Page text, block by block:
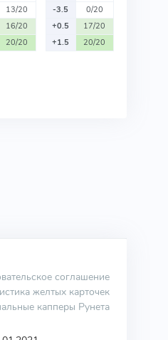
13/20
16/20
20/20
-3.5
0/20
+0.5
17/20
+1.5
20/20
соглашение
желтых карточек
капперы Рунета